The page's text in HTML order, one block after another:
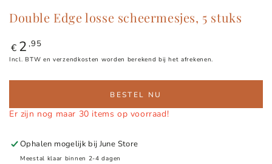
Double Edge losse scheermesjes, 5 stuks
Normale
prijs
€ 2 ,95
Incl. BTW en verzendkosten worden berekend bij het afrekenen.
BESTEL NU
Er zijn nog maar 30 items op voorraad!
Ophalen mogelijk bij June Store
Meestal klaar binnen 2-4 dagen